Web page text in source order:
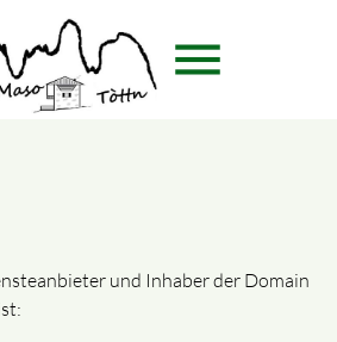
menu
und Inhaber der Domain